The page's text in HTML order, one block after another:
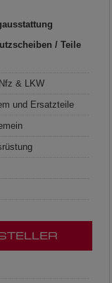
/ Teile
& LKW
und Ersatzteile